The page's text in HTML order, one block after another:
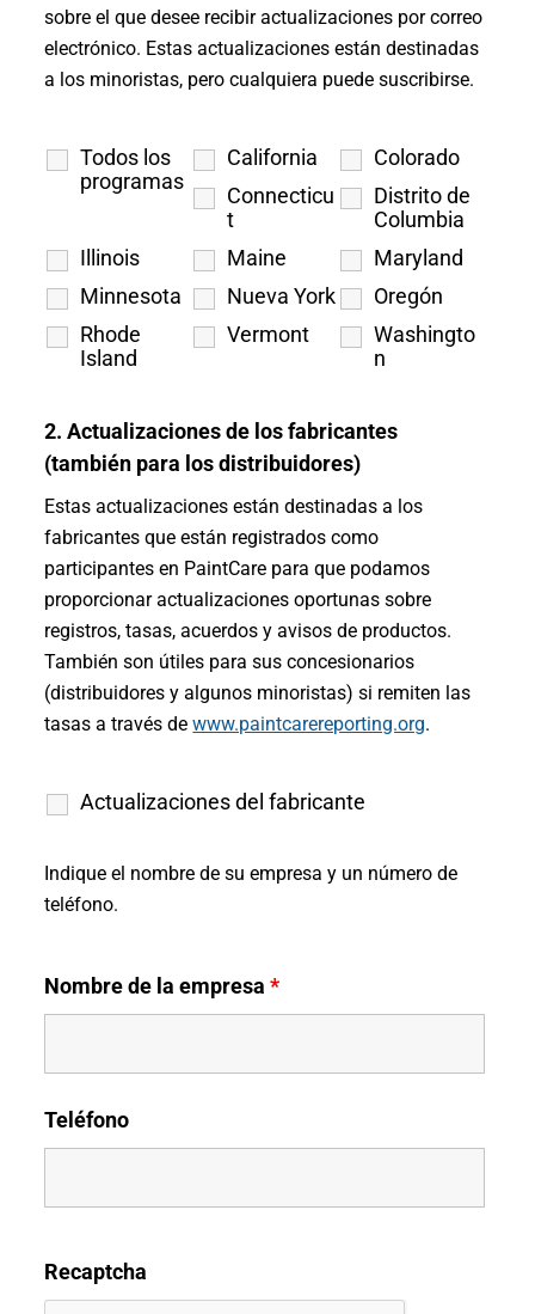
Todos los
programas
California
Colorado
Connecticu
t
Distrito de
Columbia
Illinois
Maine
Maryland
Minnesota
Nueva York
Oregón
Rhode
Island
Vermont
Washingto
n
sobre el que desee recibir actualizaciones por correo
electrónico. Estas actualizaciones están destinadas
a los minoristas, pero cualquiera puede suscribirse.
2. Actualizaciones de los fabricantes
(también para los distribuidores)
Actualizaciones del fabricante
Estas actualizaciones están destinadas a los
fabricantes que están registrados como
participantes en PaintCare para que podamos
proporcionar actualizaciones oportunas sobre
registros, tasas, acuerdos y avisos de productos.
También son útiles para sus concesionarios
(distribuidores y algunos minoristas) si remiten las
tasas a través dewww.paintcarereporting.org.
Indique el nombre de su empresa y un número de
teléfono.
Nombre de la empresa*
Teléfono
Recaptcha